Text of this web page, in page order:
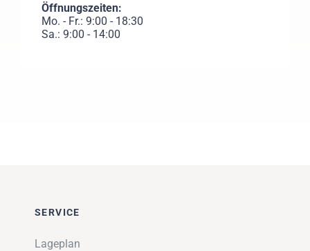
Öffnungszeiten:
Mo. - Fr.: 9:00 - 18:30
Sa.: 9:00 - 14:00
SERVICE
Lageplan